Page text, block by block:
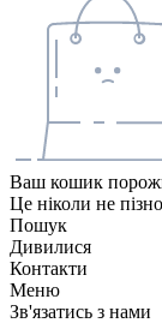
Ваш кошик
Це ніколи не
Пошук
Дивилися
Контакти
Меню
Зв'язатись з нами